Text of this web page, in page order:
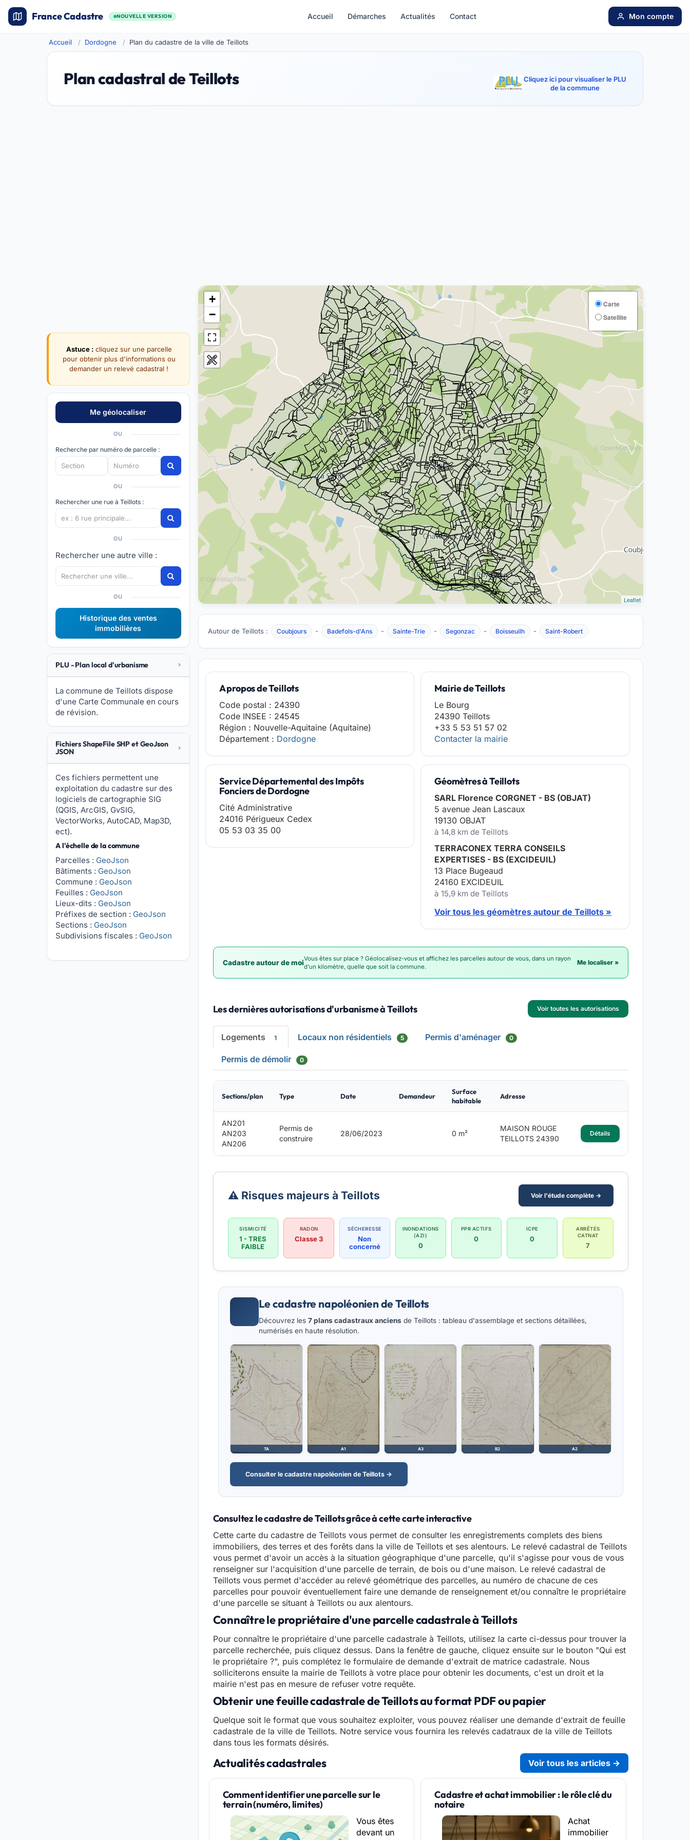
France Cadastre NOUVELLE VERSION Accueil Démarches Actualités Contact Mon compte
Accueil Dordogne Plan du cadastre de la ville de Teillots
Plan cadastral de Teillots
Cliquez ici pour visualiser le PLU
de la commune
Astuce :cliquez sur une parcelle
pour obtenir plus d'informations ou
demander un relevé cadastral !
OU
Recherche par numéro de parcelle :
OU
Rechercher une rue à Teillots :
OU
Rechercher une autre ville :
OU
Historique des ventes
immobilières
PLU - Plan local d'urbanisme
La commune de Teillots dispose
d'une Carte Communale en cours
de révision.
Fichiers ShapeFile SHP et GeoJson
JSON
Ces fichiers permettent une
exploitation du cadastre sur des
logiciels de cartographie SIG
(QGIS, ArcGIS, GvSIG,
VectorWorks, AutoCAD, Map3D,
ect).
A l'échelle de la commune
Parcelles : GeoJson
Bâtiments : GeoJson
Commune : GeoJson
Feuilles : GeoJson
Lieux-dits : GeoJson
Préfixes de section : GeoJson
Sections : GeoJson
Subdivisions fiscales : GeoJson
+
−
Carte
Satellite
Leaflet
Autour de Teillots : Coubjours - Badefols-d'Ans - Sainte-Trie - Segonzac - Boisseuilh - Saint-Robert
A propos de Teillots
Code postal : 24390
Code INSEE : 24545
Région : Nouvelle-Aquitaine (Aquitaine)
Département : Dordogne
Mairie de Teillots
Le Bourg
24390 Teillots
+33 5 53 51 57 02
Contacter la mairie
Service Départemental des Impôts
Fonciers de Dordogne
Cité Administrative
24016 Périgueux Cedex
05 53 03 35 00
Géomètres à Teillots
SARL Florence CORGNET - BS (OBJAT)
5 avenue Jean Lascaux
19130 OBJAT
à 14,8 km de Teillots
TERRACONEX TERRA CONSEILS
EXPERTISES - BS (EXCIDEUIL)
13 Place Bugeaud
24160 EXCIDEUIL
à 15,9 km de Teillots
Voir tous les géomètres autour de Teillots »
Cadastre autour de moiVous êtes sur place ? Géolocalisez-vous et affichez les parcelles autour de vous, dans un rayon
d'un kilomètre, quelle que soit la commune.
Me localiser »
Les dernières autorisations d'urbanisme à Teillots Voir toutes les autorisations
Logements 1 Locaux non résidentiels 5 Permis d'aménager 0
Permis de démolir 0
Sections/plan Type Date Demandeur
Surface
habitable
Adresse
AN201
AN203
AN206
Permis de
construire
28/06/2023 0 m²
MAISON ROUGE
TEILLOTS 24390
Détails
⚠️ Risques majeurs à Teillots Voir l'étude complète →
SISMICITÉ
1 - TRES
FAIBLE
RADON
Classe 3
SÉCHERESSE
Non
concerné
INONDATIONS
(AZI)
0
PPR ACTIFS
0
ICPE
0
ARRÊTÉS
CATNAT
7
Le cadastre napoléonien de Teillots
Découvrez les 7 plans cadastraux anciens de Teillots : tableau d'assemblage et sections détaillées,
numérisés en haute résolution.
TA A1 A3 B2 A2
Consulter le cadastre napoléonien de Teillots →
Consultez le cadastre de Teillots grâce à cette carte interactive
Cette carte du cadastre de Teillots vous permet de consulter les enregistrements complets des biens
immobiliers, des terres et des forêts dans la ville de Teillots et ses alentours. Le relevé cadastral de Teillots
vous permet d'avoir un accès à la situation géographique d'une parcelle, qu'il s'agisse pour vous de vous
renseigner sur l'acquisition d'une parcelle de terrain, de bois ou d'une maison. Le relevé cadastral de
Teillots vous permet d'accéder au relevé géométrique des parcelles, au numéro de chacune de ces
parcelles pour pouvoir éventuellement faire une demande de renseignement et/ou connaître le propriétaire
d'une parcelle se situant à Teillots ou aux alentours.
Connaître le propriétaire d'une parcelle cadastrale à Teillots
Pour connaître le propriétaire d'une parcelle cadastrale à Teillots, utilisez la carte ci-dessus pour trouver la
parcelle recherchée, puis cliquez dessus. Dans la fenêtre de gauche, cliquez ensuite sur le bouton "Qui est
le propriétaire ?", puis complétez le formulaire de demande d'extrait de matrice cadastrale. Nous
solliciterons ensuite la mairie de Teillots à votre place pour obtenir les documents, c'est un droit et la
mairie n'est pas en mesure de refuser votre requête.
Obtenir une feuille cadastrale de Teillots au format PDF ou papier
Quelque soit le format que vous souhaitez exploiter, vous pouvez réaliser une demande d'extrait de feuille
cadastrale de la ville de Teillots. Notre service vous fournira les relevés cadatraux de la ville de Teillots
dans tous les formats désirés.
Actualités cadastrales Voir tous les articles →
Comment identifier une parcelle sur le
terrain (numéro, limites)
Vous êtes
devant un
Cadastre et achat immobilier : le rôle clé du
notaire
Achat
immobilier